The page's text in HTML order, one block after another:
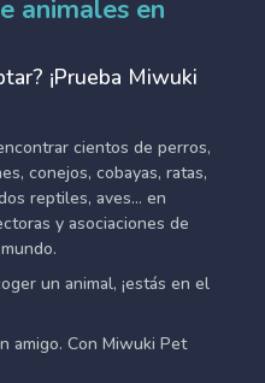
animales en
¡Prueba Miwuki
cientos de perros,
conejos, cobayas, ratas,
reptiles, aves... en
y asociaciones de
un animal, ¡estás en el
amigo. Con Miwuki Pet